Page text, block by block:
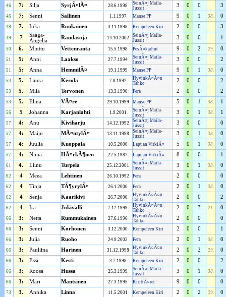
46 7: Silja SyrjÃ¤lÃ¤ 28.6.1998
SeinÃ¤j Maila-
Jussit
3 0 0 3
46 7: Senni Sallinen 1.1.1997 Manse PP 9 0 1 38. 0
48 7. Inka Ronkainen 3.11.1998 Kempeleen Kiri 2 0 0 3
49 7
Saaga-
Angelia
Raudasoja 14.10.2002
SeinÃ¤j Maila-
Jussit
3 0 0 1
50 6. Minttu Vettenranta 15.5.1998 PesÃ¤karhut 9 0 2 29. 0
51 5: Anni Laakso 27.7.1994
SeinÃ¤j Maila-
Jussit
3 0 0 2
51 5: Anna HemmilÃ¤ 19.1.1999 Manse PP 9 0 1 38. 0
53 5. Laura Kerola 7.8.1992
HyvinkÃ¤Ã¤n
Tahko
2 0 0 2
53 5. Miia Tervonen 13.3.1990 Fera 2 0 0 2
53 5. Elina VÃ¤re 29.10.1999 Manse PP 5 0 1 38. 1
56 5 Johanna Karjanlahti 1.9.2001
SeinÃ¤j Maila-
Jussit
3 0 1 38. 1
57 4: Anu Kiviharju 14.12.1992
SeinÃ¤j Maila-
Jussit
3 0 0 0
57 4: Maiju MÃ¤ntylÃ¤ 13.11.1998
SeinÃ¤j Maila-
Jussit
3 0 1 38. 0
57 4: Juulia Kuoppala 10.5.2000 Lapuan VirkiÃ¤ 5 0 1 38. 0
57 4: Niina HÃ¤rkÃ¶nen 22.5.1987 Lapuan VirkiÃ¤ 8 0 0 1
61 4. Liinu Turpela 25.12.2001
SeinÃ¤j Maila-
Jussit
3 0 1 38. 0
62 4 Meea Lehtinen 26.10.1992 Fera 2 0 0 0
62 4 Tinja TÃ¶yrylÃ¤ 26.1.2000 Fera 2 0 1 38. 0
62 4 Senja Kaarikivi 26.7.2000
HyvinkÃ¤Ã¤n
Tahko
2 0 0 2
62 4 Ira Jokivalli 7.12.1999
HyvinkÃ¤Ã¤n
Tahko
2 0 3 21. 0
66 3: Netta Rummukainen 27.6.1996
HyvinkÃ¤Ã¤n
Tahko
2 0 0 0
66 3: Senni Korhonen 3.12.2000 Kempeleen Kiri 2 0 0 1
66 3: Julia Ruoho 24.9.2002 Fera 2 0 1 38. 0
66 3: Pauliina Harinen 31.12.1998
HyvinkÃ¤Ã¤n
Tahko
2 0 2 29. 0
66 3: Essi Kesti 3.7.1998 Kempeleen Kiri 2 0 0 2
66 3: Roosa Hussa 25.3.1999
SeinÃ¤j Maila-
Jussit
3 0 1 38. 0
66 3: Mari Mantsinen 27.3.1995 KirittÃ¤ret 9 0 0 0
73 3. Annika Linna 11.5.2001 Kempeleen Kiri 2 0 2 29. 0